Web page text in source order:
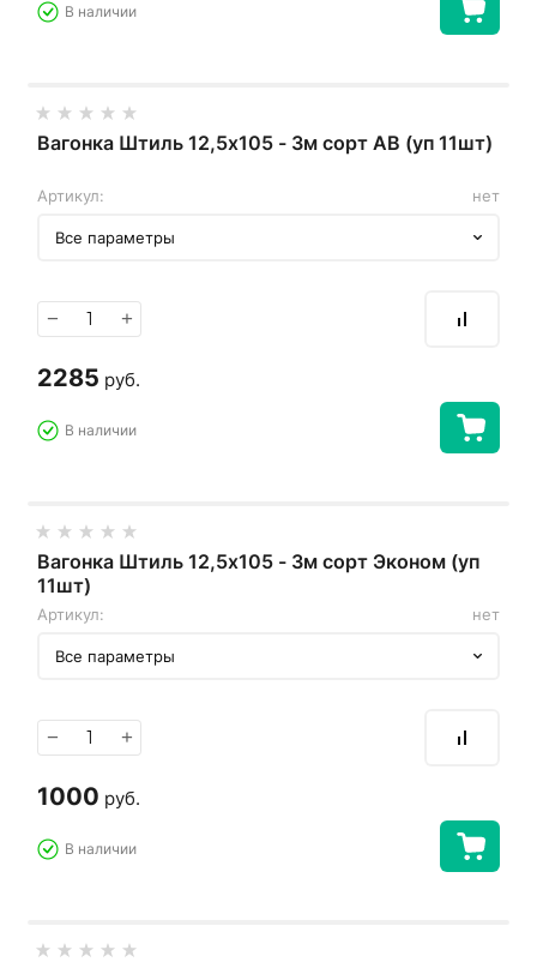
В наличии
Вагонка Штиль 12,5х105 - 3м сорт АВ (уп 11шт)
Артикул: нет
Все параметры
− +
2285 руб.
В наличии
Вагонка Штиль 12,5х105 - 3м сорт Эконом (уп
11шт)
Артикул: нет
Все параметры
− +
1000 руб.
В наличии